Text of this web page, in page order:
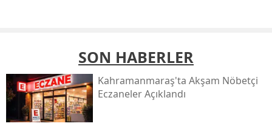
SON HABERLER
Kahramanmaraş'ta Akşam Nöbetçi
Eczaneler Açıklandı